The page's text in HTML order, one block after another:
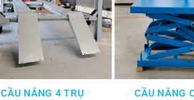
CẦU NÂNG 4 TRỤ CẦU NÂNG